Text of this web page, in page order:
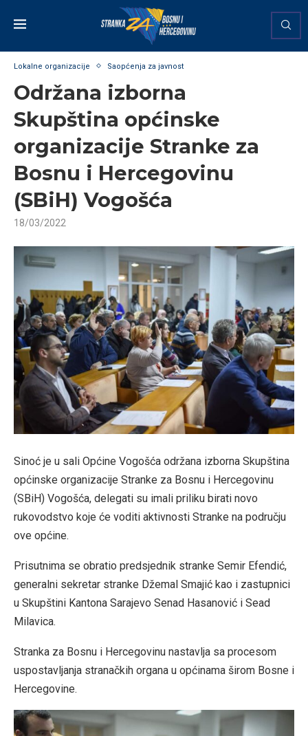
Lokalne organizacije Saopćenja za javnost
Održana izborna
Skupština općinske
organizacije Stranke za
Bosnu i Hercegovinu
(SBiH) Vogošća
18/03/2022
Sinoć je u sali Općine Vogošća održana izborna Skupština
općinske organizacije Stranke za Bosnu i Hercegovinu
(SBiH) Vogošća, delegati su imali priliku birati novo
rukovodstvo koje će voditi aktivnosti Stranke na području
ove općine.
Prisutnima se obratio predsjednik stranke Semir Efendić,
generalni sekretar stranke Džemal Smajić kao i zastupnici
u Skupštini Kantona Sarajevo Senad Hasanović i Sead
Milavica.
Stranka za Bosnu i Hercegovinu nastavlja sa procesom
uspostavljanja stranačkih organa u općinama širom Bosne i
Hercegovine.